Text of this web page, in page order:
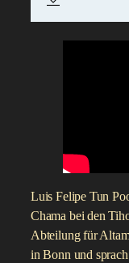
Luis Felipe Tun
Chama bei den
Abteilung für
in Bonn und